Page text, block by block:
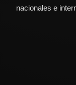
nacionales e